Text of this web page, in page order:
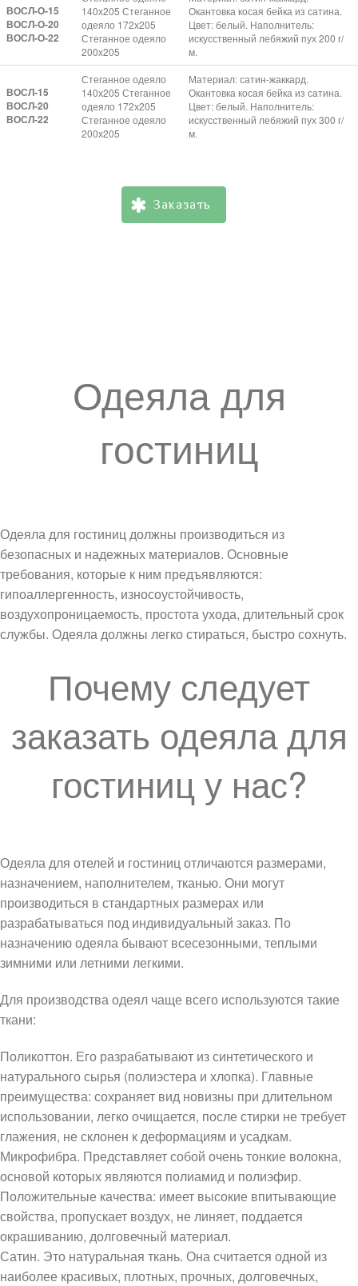
ВОСЛ-О-15
ВОСЛ-О-20
ВОСЛ-О-22
140х205 Стеганное
одеяло 172х205
Стеганное одеяло
200х205
Окантовка косая бейка из сатина.
Цвет: белый. Наполнитель:
искусственный лебяжий пух 200 г/
м.
ВОСЛ-15
ВОСЛ-20
ВОСЛ-22
Стеганное одеяло
140х205 Стеганное
одеяло 172х205
Стеганное одеяло
200х205
Материал: сатин-жаккард.
Окантовка косая бейка из сатина.
Цвет: белый. Наполнитель:
искусственный лебяжий пух 300 г/
м.
Заказать
Одеяла для
гостиниц
Одеяла для гостиниц должны производиться из
безопасных и надежных материалов. Основные
требования, которые к ним предъявляются:
гипоаллергенность, износоустойчивость,
воздухопроницаемость, простота ухода, длительный срок
службы. Одеяла должны легко стираться, быстро сохнуть.
Почему следует
заказать одеяла для
гостиниц у нас?
Одеяла для отелей и гостиниц отличаются размерами,
назначением, наполнителем, тканью. Они могут
производиться в стандартных размерах или
разрабатываться под индивидуальный заказ. По
назначению одеяла бывают всесезонными, теплыми
зимними или летними легкими.
Для производства одеял чаще всего используются такие
ткани:
Поликоттон. Его разрабатывают из синтетического и
натурального сырья (полиэстера и хлопка). Главные
преимущества: сохраняет вид новизны при длительном
использовании, легко очищается, после стирки не требует
глажения, не склонен к деформациям и усадкам.
Микрофибра. Представляет собой очень тонкие волокна,
основой которых являются полиамид и полиэфир.
Положительные качества: имеет высокие впитывающие
свойства, пропускает воздух, не линяет, поддается
окрашиванию, долговечный материал.
Сатин. Это натуральная ткань. Она считается одной из
наиболее красивых, плотных, прочных, долговечных,